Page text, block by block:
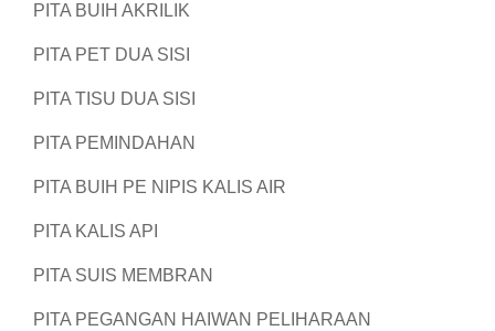
PITA BUIH AKRILIK
PITA PET DUA SISI
PITA TISU DUA SISI
PITA PEMINDAHAN
PITA BUIH PE NIPIS KALIS AIR
PITA KALIS API
PITA SUIS MEMBRAN
PITA PEGANGAN HAIWAN PELIHARAAN